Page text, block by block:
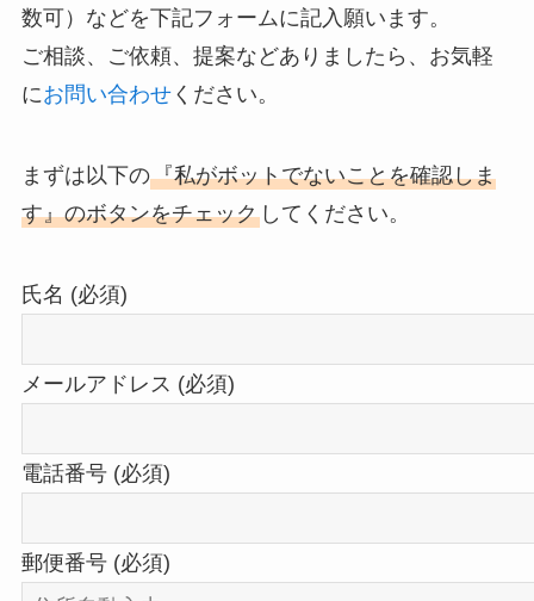
数可）などを下記フォームに記入願います。
ご相談、ご依頼、提案などありましたら、お気軽
にお問い合わせください。
まずは以下の『私がボットでないことを確認しま
す』のボタンをチェックしてください。
氏名 (必須)
メールアドレス (必須)
電話番号 (必須)
郵便番号 (必須)